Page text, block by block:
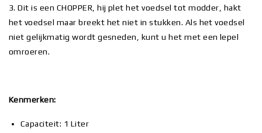
3. Dit is een CHOPPER, hij plet het voedsel tot modder, hakt
het voedsel maar breekt het niet in stukken. Als het voedsel
niet gelijkmatig wordt gesneden, kunt u het met een lepel
omroeren.
Kenmerken:
Capaciteit: 1 Liter